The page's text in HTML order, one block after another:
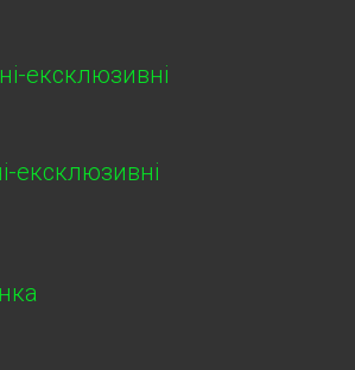
ексклюзивні
ексклюзивні